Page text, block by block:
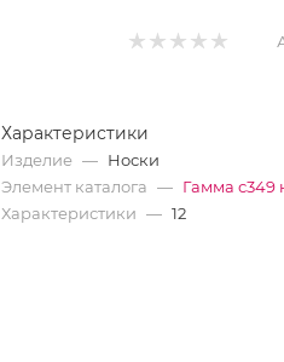
Характеристики
Изделие — Носки
Элемент каталога — Гамма с349
Характеристики — 12